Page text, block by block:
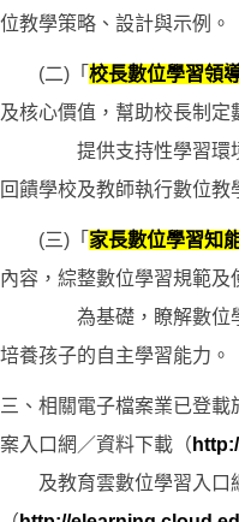
位教學策略、設計與示例。
(二)「 校長數位學習領
及核心價值，幫助校長制定
提供支持性學習環境之
回饋學校及教師執行數位教
(三)「 家長數位學習知
內容，綜整數位學習規範
為基礎，瞭解數位學習
培養孩子的自主學習能力。
三、相關電子檔案業已登
案入口網／資料下載（
及教育雲數位學習入口